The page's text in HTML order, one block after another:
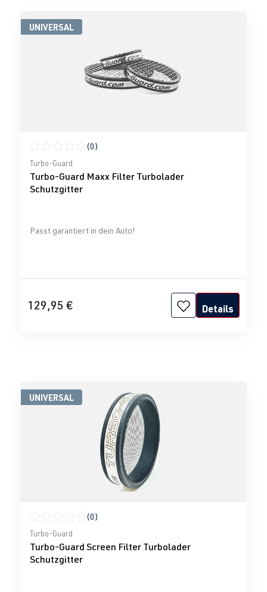
UNIVERSAL
Durchschnittliche Bewertung von 0 von 5 Sternen
(0)
Turbo-Guard
Turbo-Guard Maxx Filter Turbolader
Schutzgitter
Passt garantiert in dein Auto!
129,95 € Details
UNIVERSAL
Durchschnittliche Bewertung von 0 von 5 Sternen
(0)
Turbo-Guard
Turbo-Guard Screen Filter Turbolader
Schutzgitter